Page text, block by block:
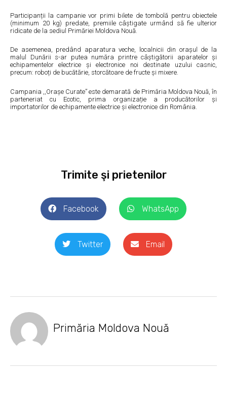
Participanții la campanie vor primi bilete de tombolă pentru obiectele
(minimum 20 kg) predate, premiile câștigate urmând să fie ulterior
ridicate de la sediul Primăriei Moldova Nouă.
De asemenea, predând aparatura veche, localnicii din orașul de la
malul Dunării s-ar putea număra printre câștigătorii aparatelor și
echipamentelor electrice și electronice noi destinate uzului casnic,
precum: roboți de bucătărie, storcătoare de fructe și mixere.
Campania ,,Orașe Curate” este demarată de Primăria Moldova Nouă, în
parteneriat cu Ecotic, prima organizație a producătorilor și
importatorilor de echipamente electrice și electronice din România.
Trimite şi prietenilor
Facebook WhatsApp
Twitter Email
Primăria Moldova Nouă